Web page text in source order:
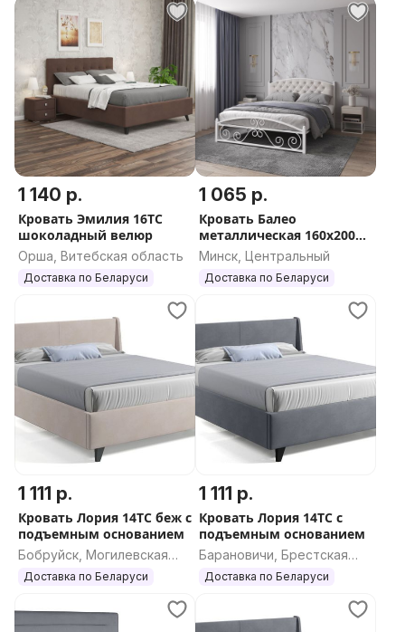
1 140 р.
Кровать Эмилия 16ТС
шоколадный велюр
Орша, Витебская область
Доставка по Беларуси
1 065 р.
Кровать Балео
металлическая 160х200
Белый
Минск, Центральный
Доставка по Беларуси
1 111 р.
Кровать Лория 14ТС беж с
подъемным основанием
Бобруйск, Могилевская
область
Доставка по Беларуси
1 111 р.
Кровать Лория 14ТС с
подъемным основанием
Барановичи, Брестская
область
Доставка по Беларуси